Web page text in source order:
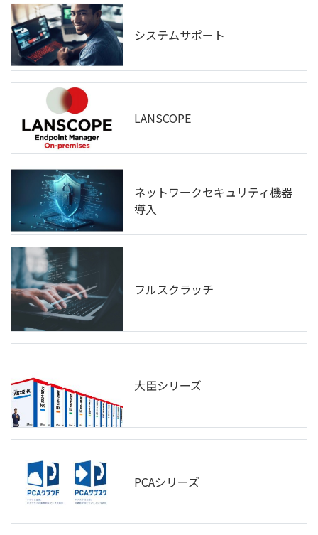
システムサポート
LANSCOPE
ネットワークセキュリティ機器
導入
フルスクラッチ
大臣シリーズ
PCAシリーズ